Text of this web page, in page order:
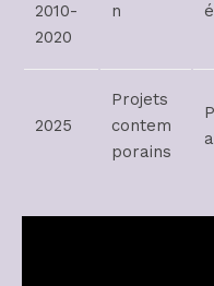
2010-
2020
n
2025
Projets
contem
porains